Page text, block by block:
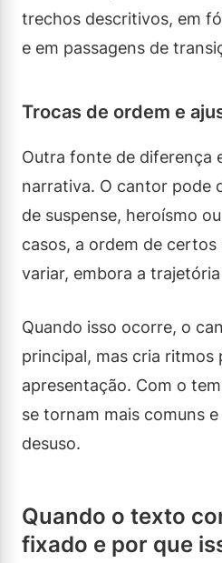
trechos descritivos, em
e em passagens de
Trocas de ordem e
Outra fonte de diferença
narrativa. O cantor pode
de suspense, heroísmo
casos, a ordem de
variar, embora a
Quando isso ocorre, o
principal, mas cria ritmos
apresentação. Com o
se tornam mais comuns
desuso.
Quando o texto
fixado e por que